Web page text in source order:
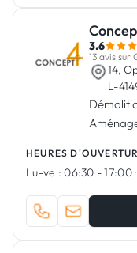
3.6
13 avis sur
14,
L-
HEURES
Lu-ve : 06:30 - 17:00·